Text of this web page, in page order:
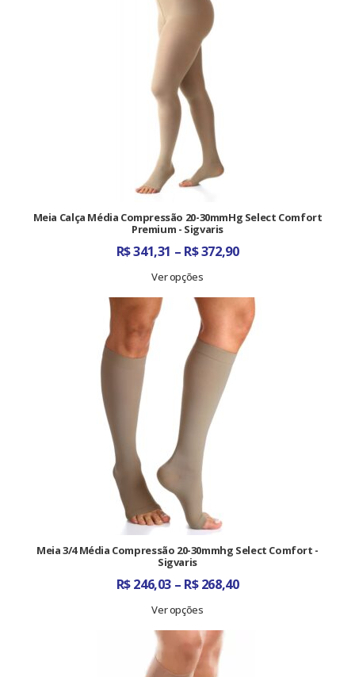
Meia Calça Média Compressão 20-30mmHg Select Comfort
Premium - Sigvaris
R$341,31 – R$372,90Faixa
através
R$ 372,90
Ver opções
Meia 3/4 Média Compressão 20-30mmhg Select Comfort -
Sigvaris
R$246,03 – R$268,40Faixa
Ver opções